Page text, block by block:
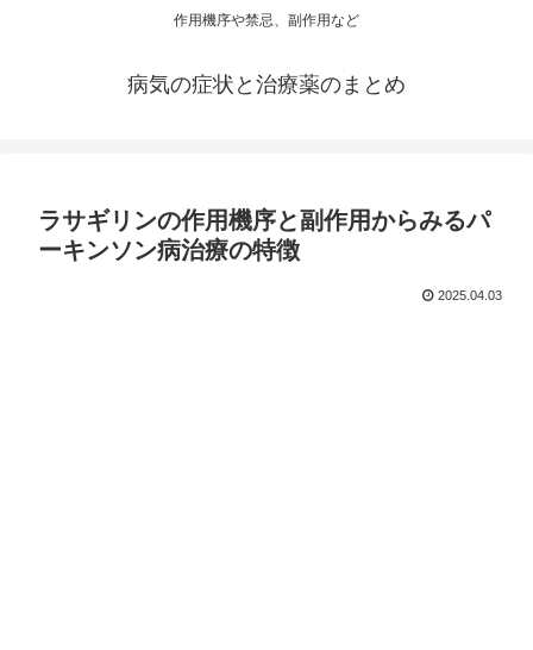
作用機序や禁忌、副作用など
病気の症状と治療薬のまとめ
ラサギリンの作用機序と副作用からみるパ
ーキンソン病治療の特徴
2025.04.03